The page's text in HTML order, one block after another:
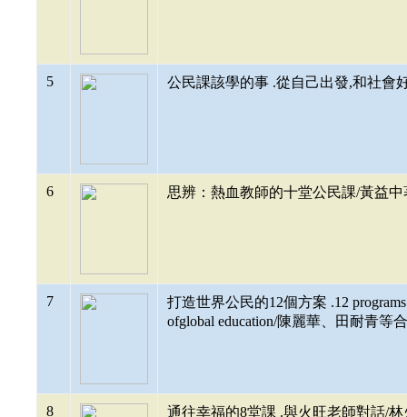
5 公民課該學的事 .從自己出發,和社會
6 思辨：熱血教師的十堂公民課/黃益
7
打造世界公民的12個方案 .12
ofglobal education/陳麗華、田耐青等
8 通往幸福的8堂課 .與火旺老師對話/